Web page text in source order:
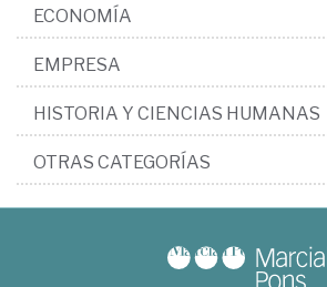
ECONOMÍA
EMPRESA
HISTORIA Y CIENCIAS HUMANAS
OTRAS CATEGORÍAS